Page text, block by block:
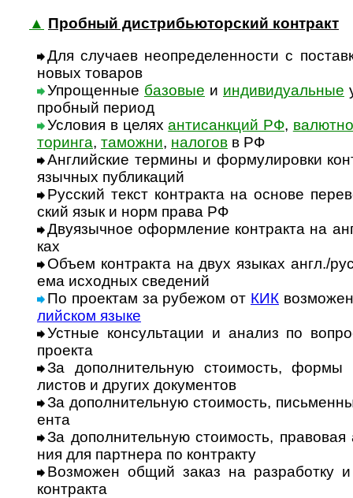
▲ Пробный дистрибьюторский контракт
Для случаев неопределенности с
новых това­ров
Упрощенные базовые и индивидуальные
проб­ный период
Условия в целяхантисанкций РФ,
то­ри­нга, тамо­жни, нало­гов в РФ
Английские термины и формулировки
языч­ных пуб­ли­ка­ций
Русский текст контракта на основе
ский язык и норм права РФ
Двуязычное оформление контракта на
ках
Объем контракта на двух языках англ./
ема исход­ных све­де­ний
По проектам за рубежом от КИК
лий­ском языке
Устные консультации и анализ по
про­екта
За дополнительную стоимость, формы
лис­тов и дру­гих доку­мен­тов
За дополнительную стоимость,
ента
За дополнительную стоимость,
ния для парт­нера по конт­ракту
Возможен общий заказ на разработку
конт­ракта